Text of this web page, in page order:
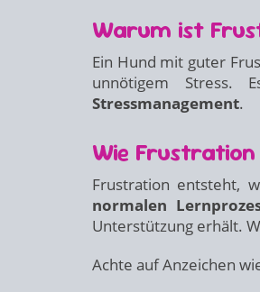
Warum ist
Ein Hund mit guter
unnötigem Stress.
Stressmanagement.
Wie
Frustration entsteht,
normalen
Unterstützung erhält.
Achte auf Anzeichen